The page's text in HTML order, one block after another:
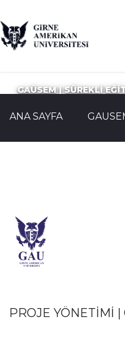
GAÜSEM | SÜREKLİ
ANA SAYFA
PROJE YÖNETİMİ